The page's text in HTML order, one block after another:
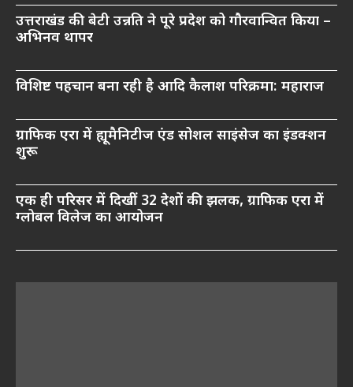
उत्तराखंड की बेटी उन्नति ने पूरे प्रदेश को गौरवान्वित किया –
अभिनव थापर
विशिष्ट पहचान बना रही है आदि कैलाश परिक्रमा: महाराज
ग्राफिक एरा में ह्यूमैनिटीज एंड सोशल साइंसेज का इंडक्शन
शुरू
एक ही परिसर में दिखीं 32 देशों की झलक, ग्राफिक एरा में
ग्लोबल विलेज का आयोजन